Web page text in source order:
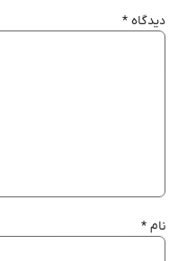
دیدگاه *
نام *